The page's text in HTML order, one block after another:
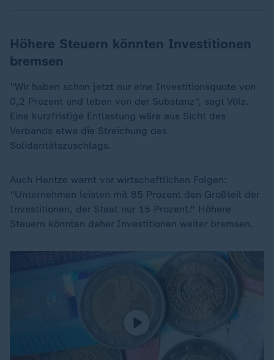
Höhere Steuern könnten Investitionen
bremsen
"Wir haben schon jetzt nur eine Investitionsquote von
0,2 Prozent und leben von der Substanz", sagt Völz.
Eine kurzfristige Entlastung wäre aus Sicht des
Verbands etwa die Streichung des
Solidaritätszuschlags.
Auch Hentze warnt vor wirtschaftlichen Folgen:
"Unternehmen leisten mit 85 Prozent den Großteil der
Investitionen, der Staat nur 15 Prozent." Höhere
Steuern könnten daher Investitionen weiter bremsen.